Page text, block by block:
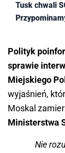
Tusk chwali
Polityk
sprawie
Miejskiego
wyjaśnień,
Moskal
Ministerstwa
Nie